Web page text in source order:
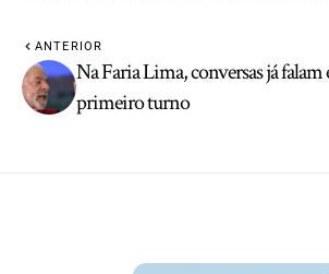
ANTERIOR
Na Faria Lima, conversas já
primeiro turno